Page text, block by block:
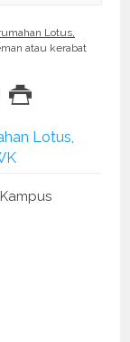
Lotus,
atau kerabat
Lotus,